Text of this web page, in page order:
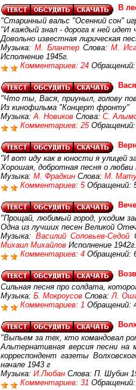
В
"Старинный вальс "Осенний сон"
"И каждый знал - дорога к ней идет
Довольно известная лирическая
Музыка:М. Блантер Слова:М.
Исполнение 1945г.
Комментариев: 24 Обращений:
"Что ты, Вася, приуныл, голову
Из кинофильма "Концерт фронту"
Музыка:А. Новиков Слова: С.
Комментариев: 25 Обращений:
"И вот иду как в юности я улицей
Хорошая, добротная песня о любви
Музыка: М. Фрадкин Слова: М.
Комментариев: 5 Обращений:
"Прощай, любимый город, уходим
Одна из лучших песен Великой
Музыка: Василий Соловьев-Седой
Михаил Михайлов Исполнение 1942г.
Комментариев: 4 Обращений:
Сильная песня про солдата,
Музыка: Б. Мокроусов Слова:Л.
Комментариев: 1 Обращений:
"Выпьем за тех, кто командовал
Альтернативная версия песни
корреспондент газеты
начале 1943 г
Музыка: И.Любан Слова: П. Шубин
Комментариев: 31 Обращений: